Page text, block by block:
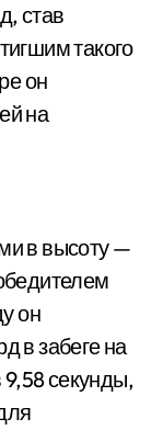
став
такого
он
на
в высоту —
он
в забеге на
9,58 секунды,